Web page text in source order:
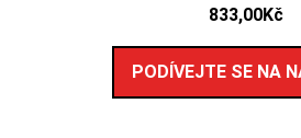
833,00Kč
PODÍVEJTE SE NA